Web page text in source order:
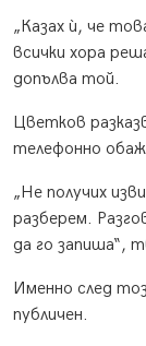
„Казах ѝ, че
всички хора
допълва той.
Цветков
телефонно
„Не получих
разберем.
да го запиша“,
Именно след
публичен.